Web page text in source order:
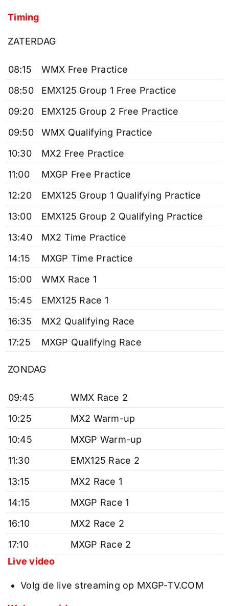
Timing
ZATERDAG
08:15
WMX Free Practice
08:50
EMX125 Group 1 Free Practice
09:20
EMX125 Group 2 Free Practice
09:50
WMX Qualifying Practice
10:30
MX2 Free Practice
11:00
MXGP Free Practice
12:20
EMX125 Group 1 Qualifying Practice
13:00
EMX125 Group 2 Qualifying Practice
13:40
MX2 Time Practice
14:15
MXGP Time Practice
15:00
WMX Race 1
15:45
EMX125 Race 1
16:35
MX2 Qualifying Race
17:25
MXGP Qualifying Race
ZONDAG
09:45
WMX Race 2
10:25
MX2 Warm-up
10:45
MXGP Warm-up
11:30
EMX125 Race 2
13:15
MX2 Race 1
14:15
MXGP Race 1
16:10
MX2 Race 2
17:10
MXGP Race 2
Live video
Volg de live streaming op MXGP-TV.COM